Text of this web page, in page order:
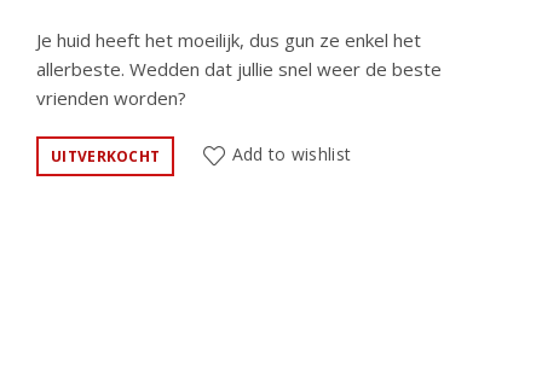
Je huid heeft het moeilijk, dus gun ze enkel het
allerbeste. Wedden dat jullie snel weer de beste
vrienden worden?
UITVERKOCHT Add to wishlist